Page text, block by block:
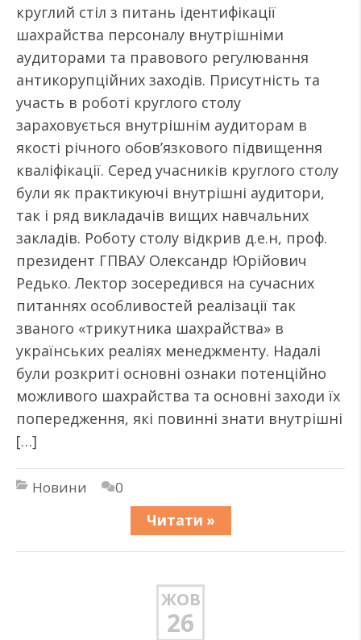
круглий стіл з питань ідентифікації
шахрайства персоналу внутрішніми
аудиторами та правового регулювання
антикорупційних заходів. Присутність та
участь в роботі круглого столу
зараховується внутрішнім аудиторам в
якості річного обов’язкового підвищення
кваліфікації. Серед учасників круглого столу
були як практикуючі внутрішні аудитори,
так і ряд викладачів вищих навчальних
закладів. Роботу столу відкрив д.е.н, проф.
президент ГПВАУ Олександр Юрійович
Редько. Лектор зосередився на сучасних
питаннях особливостей реалізації так
званого «трикутника шахрайства» в
українських реаліях менеджменту. Надалі
були розкриті основні ознаки потенційно
можливого шахрайства та основні заходи їх
попередження, які повинні знати внутрішні
[…]
Новини
0
Читати »
ЖОВ
26